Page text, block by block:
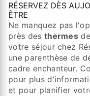
RÉSERVEZ DÈS
ÊTRE
Ne manquez pas
près des thermes
votre séjour chez
une parenthèse de
cadre enchanteur.
pour plus
et pour planifier